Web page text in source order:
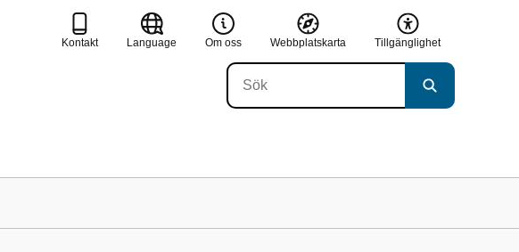
Kontakt Language Om oss Webbplatskarta Tillgänglighet